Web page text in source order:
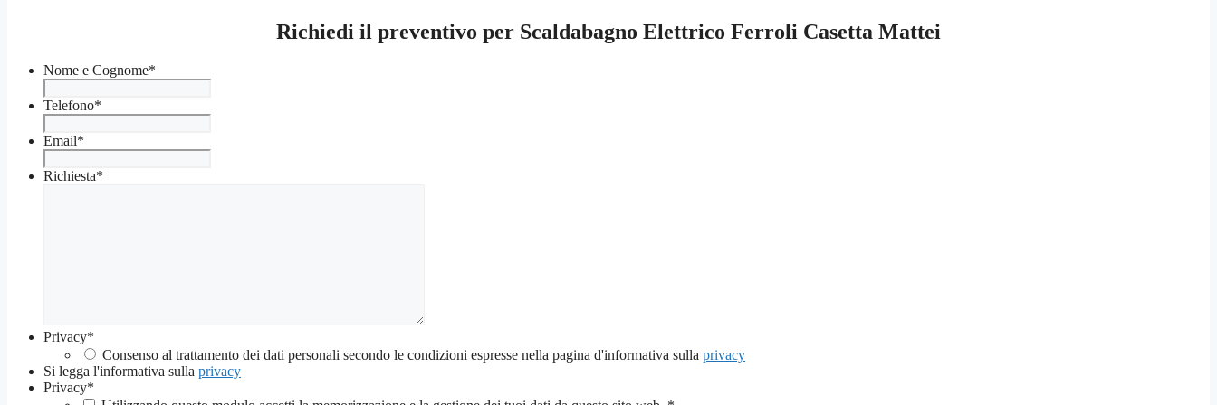
Richiedi il preventivo per Scaldabagno Elettrico Ferroli Casetta Mattei
Nome e Cognome*
Telefono*
Email*
Richiesta*
Privacy*
Consenso al trattamento dei dati personali secondo le condizioni espresse nella pagina d'informativa sulla privacy
Si legga l'informativa sulla privacy
Privacy*